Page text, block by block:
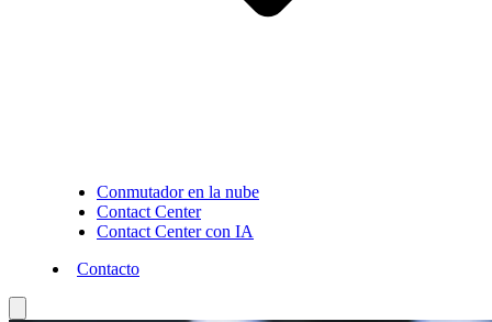
Conmutador en la nube
Contact Center
Contact Center con IA
Contacto